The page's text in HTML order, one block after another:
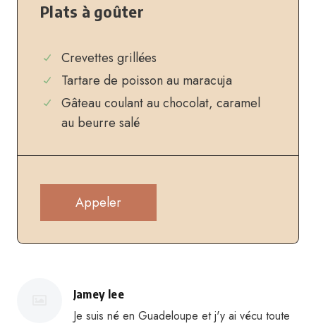
Plats à goûter
Crevettes grillées
Tartare de poisson au maracuja
Gâteau coulant au chocolat, caramel
au beurre salé
Appeler
Jamey lee
Je suis né en Guadeloupe et j'y ai vécu toute